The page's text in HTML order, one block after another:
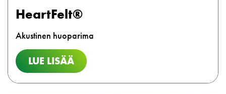
HeartFelt®
Akustinen huoparima
LUE LISÄÄ